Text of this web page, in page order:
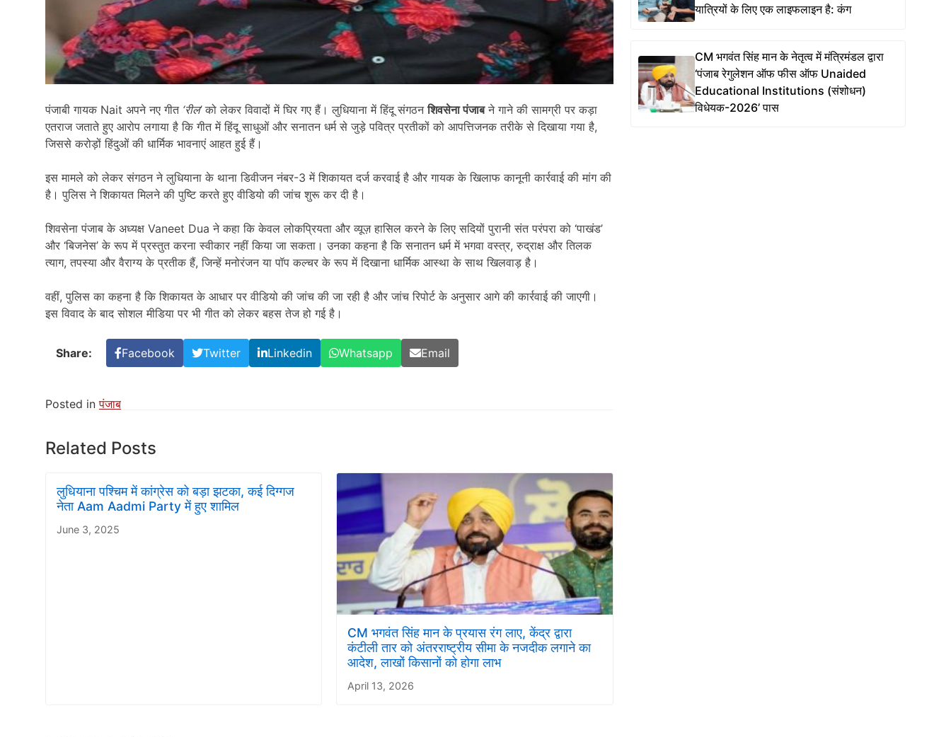
पंजाबी गायक Nait अपने नए गीत ‘रील’को लेकर विवादों में घिर गए हैं। लुधियाना में हिंदू संगठनशिवसेना पंजाबने गाने की सामग्री पर कड़ा
एतराज जताते हुए आरोप लगाया है कि गीत में हिंदू साधुओं और सनातन धर्म से जुड़े पवित्र प्रतीकों को आपत्तिजनक तरीके से दिखाया गया है,
जिससे करोड़ों हिंदुओं की धार्मिक भावनाएं आहत हुई हैं।
इस मामले को लेकर संगठन ने लुधियाना के थाना डिवीजन नंबर-3 में शिकायत दर्ज करवाई है और गायक के खिलाफ कानूनी कार्रवाई की मांग की
है। पुलिस ने शिकायत मिलने की पुष्टि करते हुए वीडियो की जांच शुरू कर दी है।
शिवसेना पंजाब के अध्यक्ष Vaneet Dua ने कहा कि केवल लोकप्रियता और व्यूज़ हासिल करने के लिए सदियों पुरानी संत परंपरा को ‘पाखंड’
और ‘बिजनेस’ के रूप में प्रस्तुत करना स्वीकार नहीं किया जा सकता। उनका कहना है कि सनातन धर्म में भगवा वस्त्र, रुद्राक्ष और तिलक
त्याग, तपस्या और वैराग्य के प्रतीक हैं, जिन्हें मनोरंजन या पॉप कल्चर के रूप में दिखाना धार्मिक आस्था के साथ खिलवाड़ है।
वहीं, पुलिस का कहना है कि शिकायत के आधार पर वीडियो की जांच की जा रही है और जांच रिपोर्ट के अनुसार आगे की कार्रवाई की जाएगी।
इस विवाद के बाद सोशल मीडिया पर भी गीत को लेकर बहस तेज हो गई है।
Share: Facebook Twitter Linkedin Whatsapp Email
Posted inपंजाब
Related Posts
लुधियाना पश्चिम में कांग्रेस को बड़ा झटका, कई दिग्गज
नेता Aam Aadmi Party में हुए शामिल
June 3, 2025
CM भगवंत सिंह मान के प्रयास रंग लाए, केंद्र द्वारा
कंटीली तार को अंतरराष्ट्रीय सीमा के नजदीक लगाने का
आदेश, लाखों किसानों को होगा लाभ
April 13, 2026
यात्रियों के लिए एक लाइफलाइन है: कंग
CM भगवंत सिंह मान के नेतृत्व में मंत्रिमंडल द्वारा
‘पंजाब रेगुलेशन ऑफ फीस ऑफ Unaided
Educational Institutions (संशोधन)
विधेयक-2026’ पास